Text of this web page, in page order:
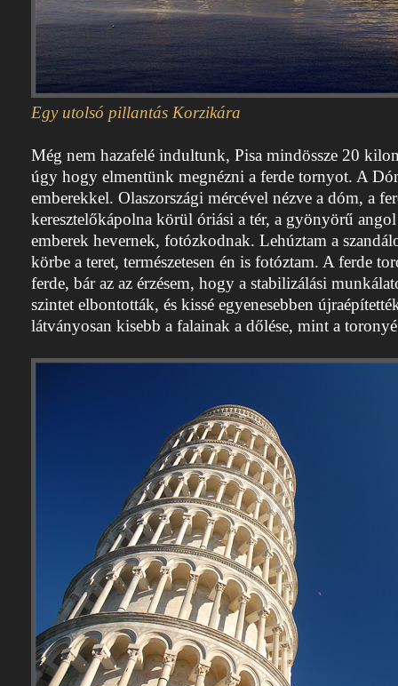
Egy utolsó pillantás Korzikára
Még nem hazafelé indultunk, Pisa mindössze 20
úgy hogy elmentünk megnézni a ferde tornyot. A
emberekkel. Olaszországi mércével nézve a dóm, a
keresztelőkápolna körül óriási a tér, a gyönyörű
emberek hevernek, fotózkodnak. Lehúztam a
körbe a teret, természetesen én is fotóztam. A ferde
ferde, bár az az érzésem, hogy a stabilizálási
szintet elbontották, és kissé egyenesebben
látványosan kisebb a falainak a dőlése, mint a